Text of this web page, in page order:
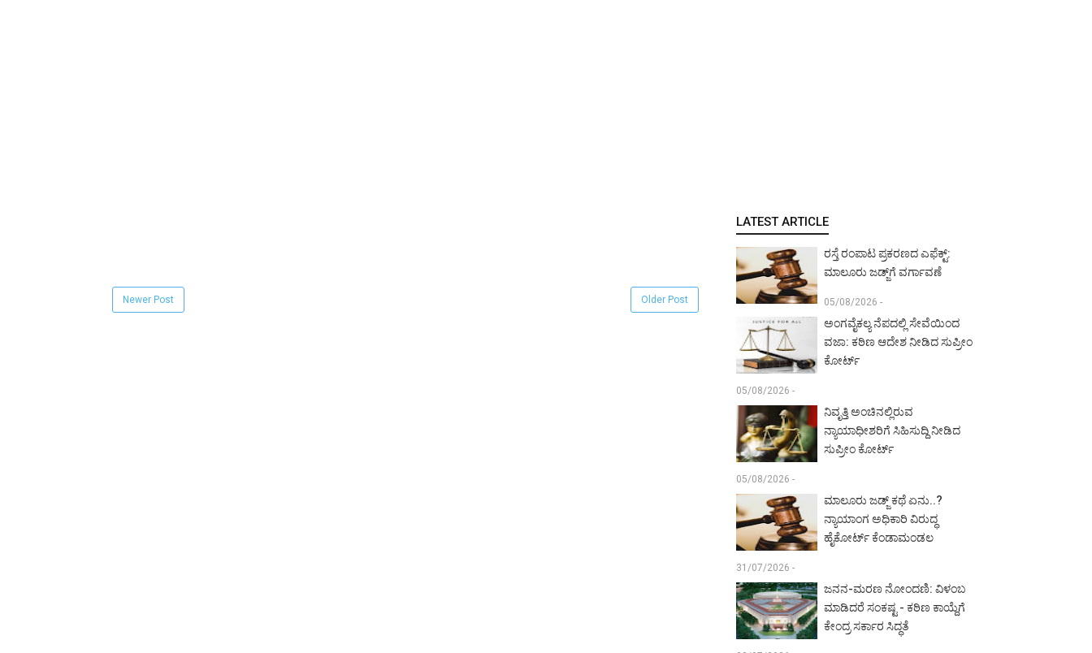
Newer Post Older Post
LATEST ARTICLE
ರಸ್ತೆ ರಂಪಾಟ ಪ್ರಕರಣದ ಎಫೆಕ್ಟ್‌:
ಮಾಲೂರು ಜಡ್ಜ್‌ಗೆ ವರ್ಗಾವಣೆ
05/08/2026 -
ಅಂಗವೈಕಲ್ಯ ನೆಪದಲ್ಲಿ ಸೇವೆಯಿಂದ
ವಜಾ: ಕಠಿಣ ಆದೇಶ ನೀಡಿದ ಸುಪ್ರೀಂ
ಕೋರ್ಟ್‌
05/08/2026 -
ನಿವೃತ್ತಿ ಅಂಚಿನಲ್ಲಿರುವ
ನ್ಯಾಯಾಧೀಶರಿಗೆ ಸಿಹಿಸುದ್ದಿ ನೀಡಿದ
ಸುಪ್ರೀಂ ಕೋರ್ಟ್‌
05/08/2026 -
ಮಾಲೂರು ಜಡ್ಜ್‌ ಕಥೆ ಏನು..?
ನ್ಯಾಯಾಂಗ ಅಧಿಕಾರಿ ವಿರುದ್ಧ
ಹೈಕೋರ್ಟ್ ಕೆಂಡಾಮಂಡಲ
31/07/2026 -
ಜನನ-ಮರಣ ನೋಂದಣಿ: ವಿಳಂಬ
ಮಾಡಿದರೆ ಸಂಕಷ್ಟ - ಕಠಿಣ ಕಾಯ್ದೆಗೆ
ಕೇಂದ್ರ ಸರ್ಕಾರ ಸಿದ್ಧತೆ